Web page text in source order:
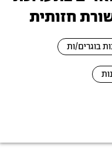
חזותית
בוגרים/ות